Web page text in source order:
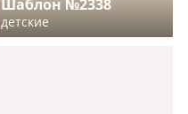
Шаблон №2338
детские